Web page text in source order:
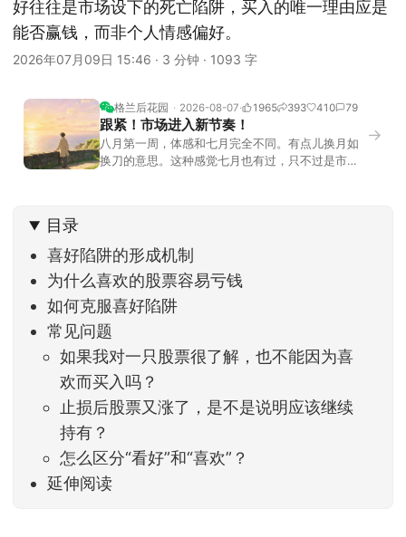
好往往是市场设下的死亡陷阱，买入的唯一理由应是
能否赢钱，而非个人情感偏好。
2026年07月09日 15:46 · 3 分钟 · 1093 字
格兰后花园 2026-08-07 1965 393 410 79
跟紧！市场进入新节奏！
八月第一周，体感和七月完全不同。有点儿换月如
换刀的意思。这种感觉七月也有过，只不过是市场
家感受到了春天般的暖风。指数涨了百点，交易额
回暖到2
→
目录
喜好陷阱的形成机制
为什么喜欢的股票容易亏钱
如何克服喜好陷阱
常见问题
如果我对一只股票很了解，也不能因为喜
欢而买入吗？
止损后股票又涨了，是不是说明应该继续
持有？
怎么区分“看好”和“喜欢”？
延伸阅读